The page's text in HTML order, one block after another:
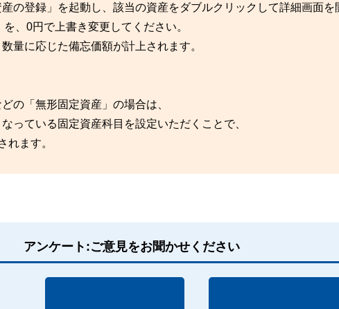
の登録」を起動し、該当の資産をダブルクリックして詳細画面を
、0円で上書き変更してください。
量に応じた備忘価額が計上されます。
の「無形固定資産」の場合は、
っている固定資産科目を設定いただくことで、
れます。
アンケート:ご意見をお聞かせください